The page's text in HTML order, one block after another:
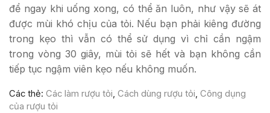
để ngay khi uống xong, có thể ăn luôn, như vậy sẽ át
được mùi khó chịu của tỏi. Nếu bạn phải kiêng đường
trong kẹo thì vẫn có thể sử dụng vì chỉ cần ngậm
trong vòng 30 giây, mùi tỏi sẽ hết và bạn không cần
tiếp tục ngậm viên kẹo nếu không muốn.
Các thẻ: Các làm rượu tỏi, Cách dùng rượu tỏi, Công dụng
của rượu tỏi